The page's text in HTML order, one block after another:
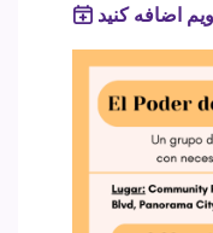
اضافه کنید